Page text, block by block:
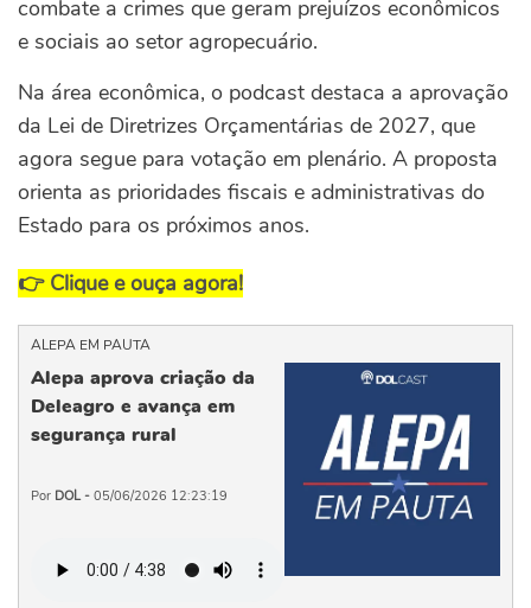
combate a crimes que geram prejuízos econômicos
e sociais ao setor agropecuário.
Na área econômica, o podcast destaca a aprovação
da Lei de Diretrizes Orçamentárias de 2027, que
agora segue para votação em plenário. A proposta
orienta as prioridades fiscais e administrativas do
Estado para os próximos anos.
👉 Clique e ouça agora!
ALEPA EM PAUTA
Alepa aprova criação da
Deleagro e avança em
segurança rural
Por DOL - 05/06/2026 12:23:19